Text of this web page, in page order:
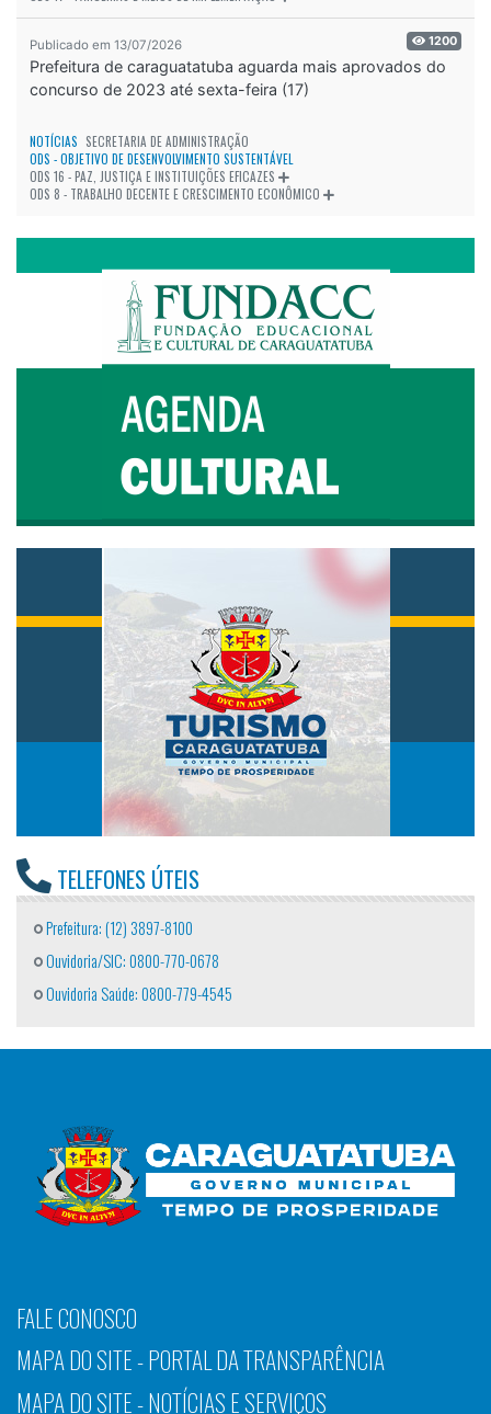
Publicado em 13/07/2026 1200
Prefeitura de caraguatatuba aguarda mais aprovados do
concurso de 2023 até sexta-feira (17)
NOTÍCIAS SECRETARIA DE ADMINISTRAÇÃO
ODS - OBJETIVO DE DESENVOLVIMENTO SUSTENTÁVEL
ODS 16 - PAZ, JUSTIÇA E INSTITUIÇÕES EFICAZES
ODS 8 - TRABALHO DECENTE E CRESCIMENTO ECONÔMICO
TELEFONES ÚTEIS
Prefeitura: (12) 3897-8100
Ouvidoria/SIC: 0800-770-0678
Ouvidoria Saúde: 0800-779-4545
FALE CONOSCO
MAPA DO SITE - PORTAL DA TRANSPARÊNCIA
MAPA DO SITE - NOTÍCIAS E SERVIÇOS